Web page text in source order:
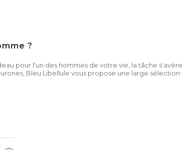
?
pour l'un des hommes de votre vie, la tâche
Bleu Libellule vous propose une large